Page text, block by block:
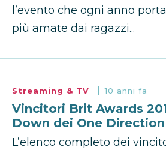
l’evento che ogni anno
più amate dai ragazzi...
Streaming & TV 10 anni fa
Vincitori Brit Awards
Down dei One
L’elenco completo dei